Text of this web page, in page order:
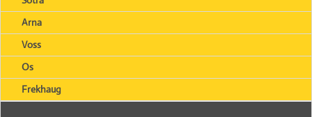
Arna
Voss
Os
Frekhaug